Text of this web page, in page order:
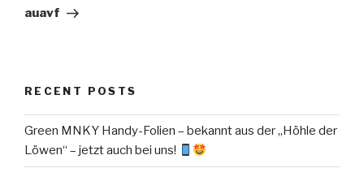
Post
auavf
RECENT POSTS
Green MNKY Handy-Folien – bekannt aus der „Höhle der
Löwen“ – jetzt auch bei uns!